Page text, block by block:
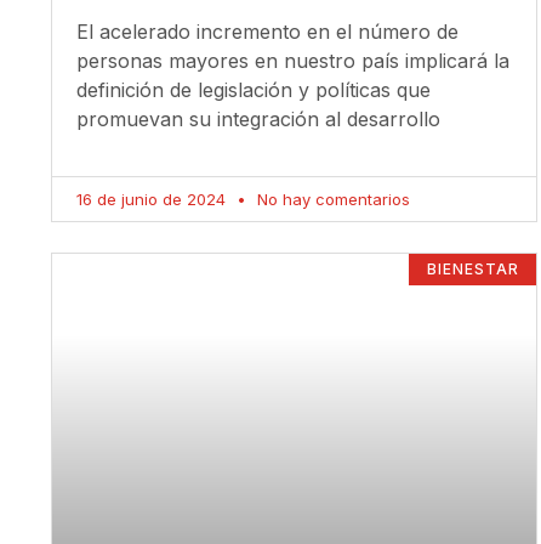
El acelerado incremento en el número de
personas mayores en nuestro país implicará la
definición de legislación y políticas que
promuevan su integración al desarrollo
16 de junio de 2024 No hay comentarios
BIENESTAR